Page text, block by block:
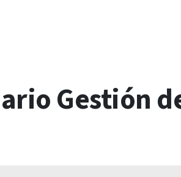
Gestión